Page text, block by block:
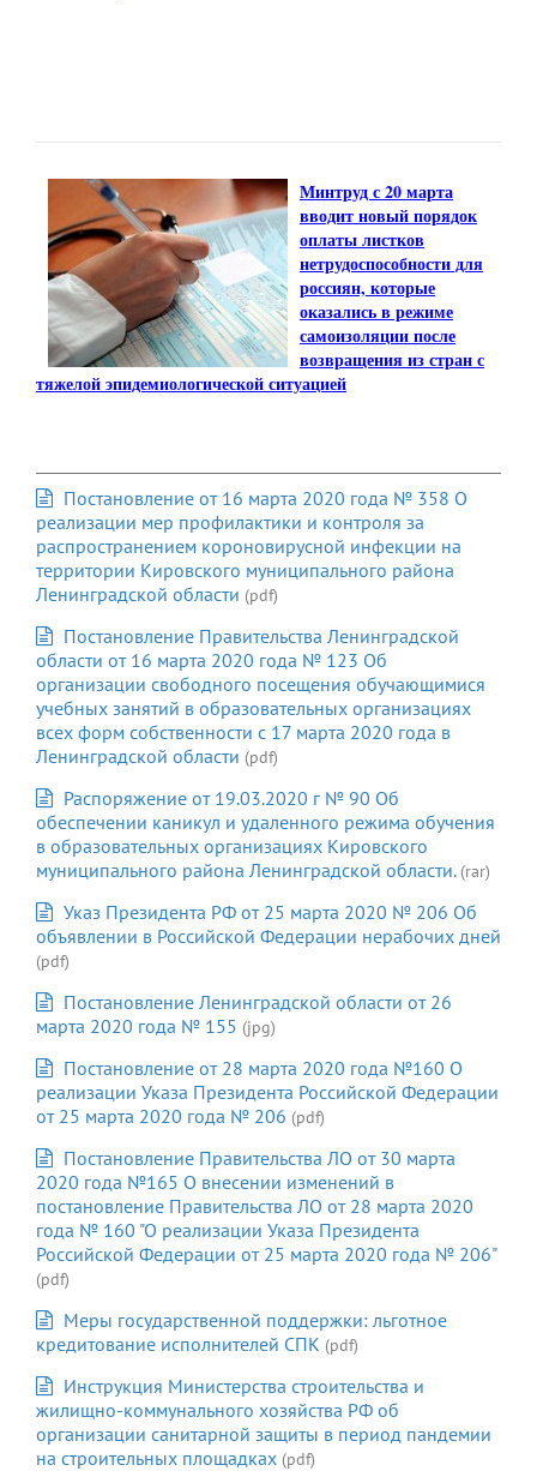
Минтруд с 20 марта
вводит новый порядок
оплаты листков
нетрудоспособности для
россиян, которые
оказались в режиме
самоизоляции после
возвращения из стран с
тяжелой эпидемиологической ситуацией
Постановление от 16 марта 2020 года № 358 О
реализации мер профилактики и контроля за
распространением короновирусной инфекции на
территории Кировского муниципального района
Ленинградской области (pdf)
Постановление Правительства Ленинградской
области от 16 марта 2020 года № 123 Об
организации свободного посещения обучающимися
учебных занятий в образовательных организациях
всех форм собственности с 17 марта 2020 года в
Ленинградской области (pdf)
Распоряжение от 19.03.2020 г № 90 Об
обеспечении каникул и удаленного режима обучения
в образовательных организациях Кировского
муниципального района Ленинградской области. (rar)
Указ Президента РФ от 25 марта 2020 № 206 Об
объявлении в Российской Федерации нерабочих дней
(pdf)
Постановление Ленинградской области от 26
марта 2020 года № 155 (jpg)
Постановление от 28 марта 2020 года №160 О
реализации Указа Президента Российской Федерации
от 25 марта 2020 года № 206 (pdf)
Постановление Правительства ЛО от 30 марта
2020 года №165 О внесении изменений в
постановление Правительства ЛО от 28 марта 2020
года № 160 "О реализации Указа Президента
Российской Федерации от 25 марта 2020 года № 206"
(pdf)
Меры государственной поддержки: льготное
кредитование исполнителей СПК (pdf)
Инструкция Министерства строительства и
жилищно-коммунального хозяйства РФ об
организации санитарной защиты в период пандемии
на строительных площадках (pdf)